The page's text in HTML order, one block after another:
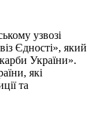
узвозі
Єдності», який
України».
які
та